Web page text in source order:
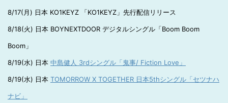
8/17(月) 日本 KO1KEYZ 「KO1KEYZ」先行配信リリース
8/18(火) 日本 BOYNEXTDOOR デジタルシングル「Boom Boom
Boom」
8/19(水) 日本 中島健人 3rdシングル「鬼事/ Fiction Love」
8/19(水) 日本 TOMORROW X TOGETHER 日本5thシングル「セツナハ
ナビ」